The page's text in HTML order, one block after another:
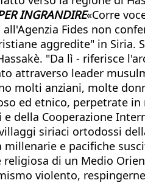
INGRANDIRE«Corre
Fides non
aggredite" in Siria.
"Da lì - riferisce
attraverso leader
molti anziani, molte
ed etnico, perpetrate
della Cooperazione
siriaci ortodossi
e pacifiche
di un Medio
violento,